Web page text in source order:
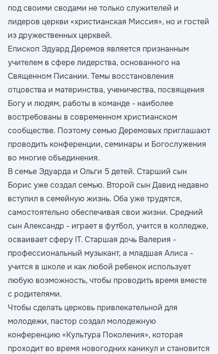
под своими сводами не только служителей и
лидеров церкви «христианская Миссия», но и гостей
из дружественных церквей.
Епископ Эдуард Деремов является признанным
учителем в сфере лидерства, основанного на
Священном Писании. Темы восстановления
отцовства и материнства, ученичества, посвящения
Богу и людям, работы в команде - наиболее
востребованы в современном христианском
сообществе. Поэтому семью Деремовых приглашают
проводить конференции, семинары и Богослужения
во многие объединения.
В семье Эдуарда и Ольги 5 детей. Старший сын
Борис уже создал семью. Второй сын Давид недавно
вступил в семейную жизнь. Оба уже трудятся,
самостоятельно обеспечивая свои жизни. Средний
сын Александр - играет в футбол, учится в колледже,
осваивает сферу IT. Старшая дочь Валерия -
профессиональный музыкант, а младшая Алиса -
учится в школе и как любой ребенок использует
любую возможность, чтобы проводить время вместе
с родителями.
Чтобы сделать церковь привлекательной для
молодежи, пастор создал молодежную
конференцию «Культура Поколения», которая
проходит во время новогодних каникул и становится